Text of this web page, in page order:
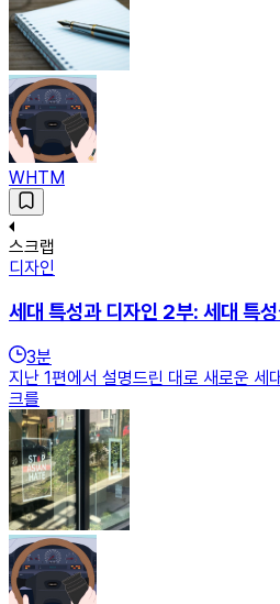
WHTM
스크랩
디자인
세대 특성과 디자인 2부: 세대 특
3분
지난 1편에서 설명드린 대로 새로운 세
크를